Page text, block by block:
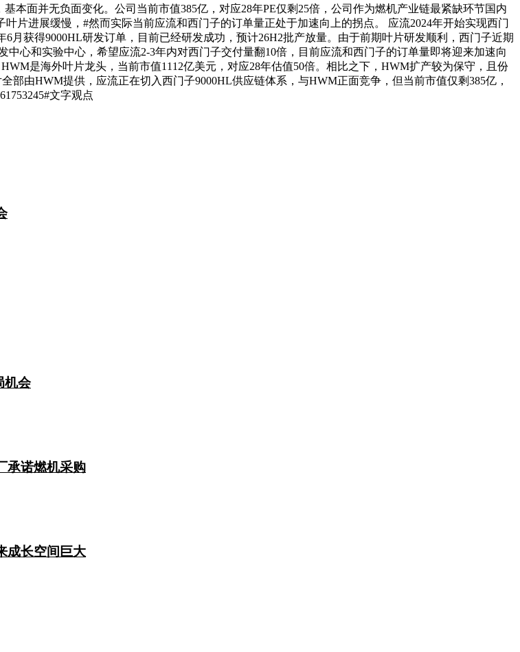
本面并无负面变化。公司当前市值385亿，对应28年PE仅剩25倍，公司作为燃机产业链最紧缺环节国内
片进展缓慢，#然而实际当前应流和西门子的订单量正处于加速向上的拐点。 应流2024年开始实现西门
月获得9000HL研发订单，目前已经研发成功，预计26H2批产放量。由于前期叶片研发顺利，西门子近期
心和实验中心，希望应流2-3年内对西门子交付量翻10倍，目前应流和西门子的订单量即将迎来加速向
是海外叶片龙头，当前市值1112亿美元，对应28年估值50倍。相比之下，HWM扩产较为保守，且份
由HWM提供，应流正在切入西门子9000HL供应链体系，与HWM正面竞争，但当前市值仅剩385亿，
文字观点
机会
承诺燃机采购
成长空间巨大